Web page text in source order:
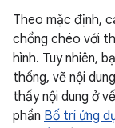
Theo mặc định,
chồng chéo với
hình. Tuy nhiên,
thống, vẽ nội
thấy nội dung ở
phần Bố trí ứng